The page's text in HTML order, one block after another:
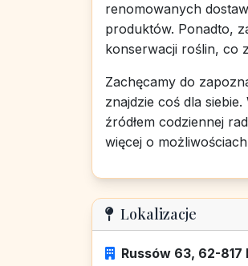
renomowanych
produktów. Ponadto,
konserwacji roślin, co
Zachęcamy do
znajdzie coś dla
źródłem codziennej
więcej o
Lokalizacje
Russów 63, 62-